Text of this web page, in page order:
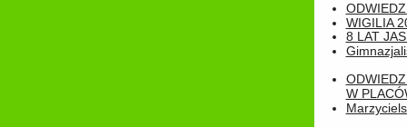
WIGILIA
8 LAT
W